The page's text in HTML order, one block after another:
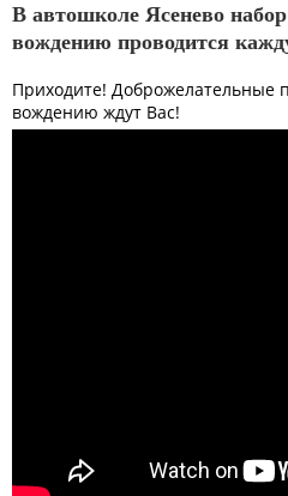
В автошколе Ясенево
вождению проводится
Приходите! Доброжелательные
вождению ждут Вас!